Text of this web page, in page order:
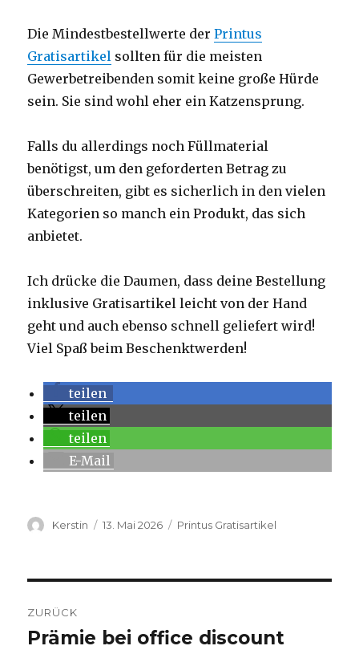
Die Mindestbestellwerte derPrintus
Gratisartikel sollten für die meisten
Gewerbetreibenden somit keine große Hürde
sein. Sie sind wohl eher ein Katzensprung.
Falls du allerdings noch Füllmaterial
benötigst, um den geforderten Betrag zu
überschreiten, gibt es sicherlich in den vielen
Kategorien so manch ein Produkt, das sich
anbietet.
Ich drücke die Daumen, dass deine Bestellung
inklusive Gratisartikel leicht von der Hand
geht und auch ebenso schnell geliefert wird!
Viel Spaß beim Beschenktwerden!
teilen
teilen
teilen
E-Mail
Autor
Kerstin
Veröffentlicht
13. Mai 2026 Kategorien
Printus Gratisartikel
ZURÜCK
Vorheriger
Prämie bei office discount